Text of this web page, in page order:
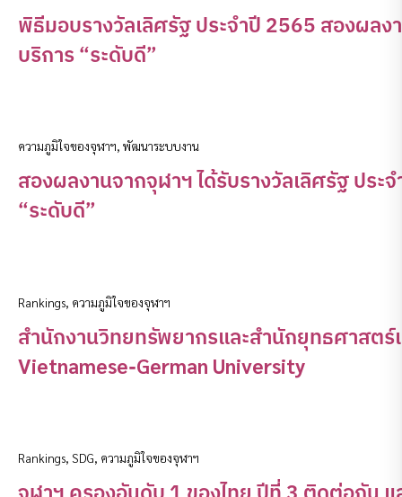
พิธีมอบรางวัลเลิศรัฐ ประจำปี 2565 สองผลง
บริการ “ระดับดี”
ความภูมิใจของจุฬาฯ, พัฒนาระบบงาน
สองผลงานจากจุฬาฯ ได้รับรางวัลเลิศรัฐ ปร
“ระดับดี”
Rankings, ความภูมิใจของจุฬาฯ
สำนักงานวิทยทรัพยากรและสำนักยุทธศาสต
Vietnamese-German University
Rankings, SDG, ความภูมิใจของจุฬาฯ